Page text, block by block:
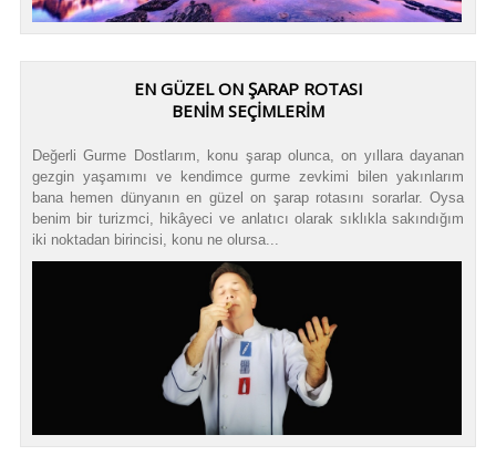
EN GÜZEL ON ŞARAP ROTASI
BENİM SEÇİMLERİM
Değerli Gurme Dostlarım, konu şarap olunca, on yıllara dayanan
gezgin yaşamımı ve kendimce gurme zevkimi bilen yakınlarım
bana hemen dünyanın en güzel on şarap rotasını sorarlar. Oysa
benim bir turizmci, hikâyeci ve anlatıcı olarak sıklıkla sakındığım
iki noktadan birincisi, konu ne olursa...